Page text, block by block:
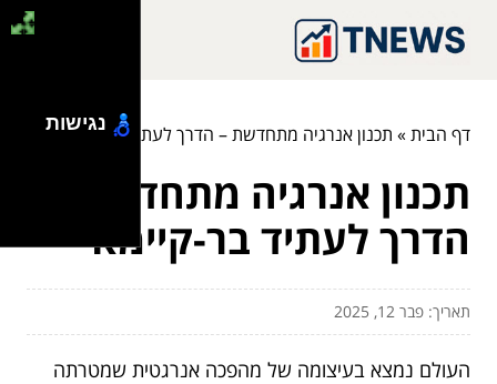
דף הבית» תכנון אנרגיה מתחדשת – הדרך לעתיד בר-קיימא
תכנון אנרגיה מתחדשת –
הדרך לעתיד בר-קיימא
תאריך: פבר 12, 2025
העולם נמצא בעיצומה של מהפכה אנרגטית שמטרתה
נגישות